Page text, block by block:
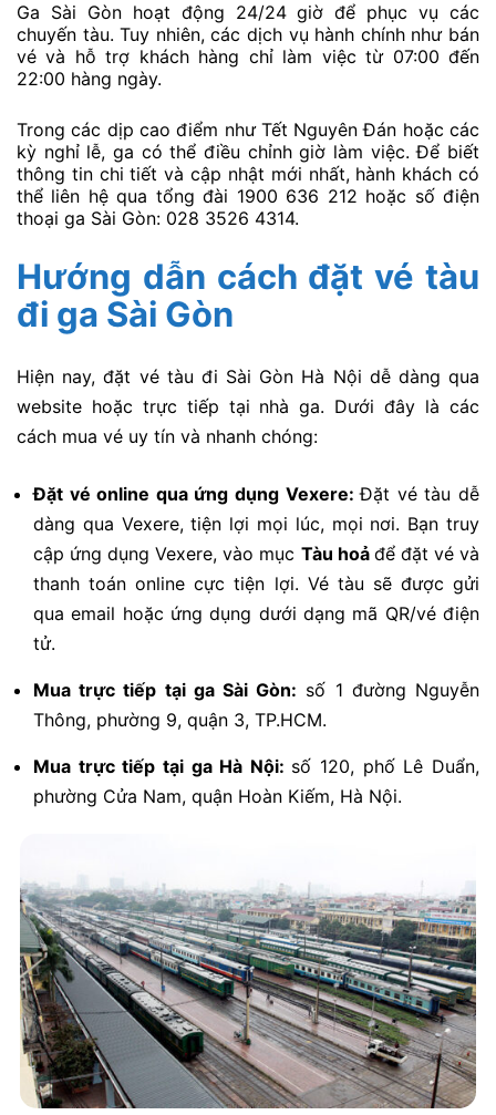
Ga Sài Gòn hoạt động 24/24 giờ để phục vụ các
chuyến tàu. Tuy nhiên, các dịch vụ hành chính như bán
vé và hỗ trợ khách hàng chỉ làm việc từ 07:00 đến
22:00 hàng ngày.
Trong các dịp cao điểm như Tết Nguyên Đán hoặc các
kỳ nghỉ lễ, ga có thể điều chỉnh giờ làm việc. Để biết
thông tin chi tiết và cập nhật mới nhất, hành khách có
thể liên hệ qua tổng đài 1900 636 212 hoặc số điện
thoại ga Sài Gòn: 028 3526 4314.
Hướng dẫn cách đặt vé tàu
đi ga Sài Gòn
Hiện nay, đặt vé tàu đi Sài Gòn Hà Nội dễ dàng qua
website hoặc trực tiếp tại nhà ga. Dưới đây là các
cách mua vé uy tín và nhanh chóng:
Đặt vé online qua ứng dụng Vexere:Đặt vé tàu dễ
dàng qua Vexere, tiện lợi mọi lúc, mọi nơi. Bạn truy
cập ứng dụng Vexere, vào mục Tàu hoả để đặt vé và
thanh toán online cực tiện lợi. Vé tàu sẽ được gửi
qua email hoặc ứng dụng dưới dạng mã QR/vé điện
tử.
Mua trực tiếp tại ga Sài Gòn: số 1 đường Nguyễn
Thông, phường 9, quận 3, TP.HCM.
Mua trực tiếp tại ga Hà Nội: số 120, phố Lê Duẩn,
phường Cửa Nam, quận Hoàn Kiếm, Hà Nội.